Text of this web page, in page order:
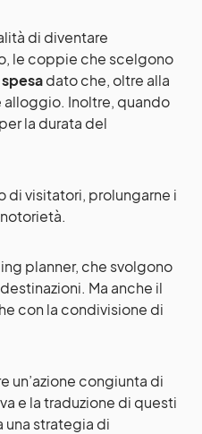
di diventare
le coppie che scelgono
dato che, oltre alla
alloggio. Inoltre, quando
la durata del
di visitatori, prolungarne i
planner, che svolgono
Ma anche il
con la condivisione di
un’azione congiunta di
e la traduzione di questi
una strategia di